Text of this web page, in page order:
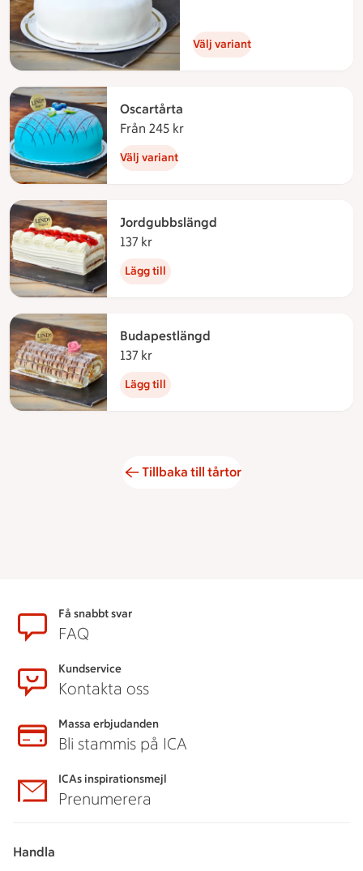
Välj variant
Oscartårta
Från 245 kr
Välj variant
Jordgubbslängd
137 kr
Lägg till
Budapestlängd
137 kr
Lägg till
Tillbaka till tårtor
SidfotFå snabbt svar
FAQ
Kundservice
Kontakta oss
Massa erbjudanden
Bli stammis på ICA
ICAs inspirationsmejl
Prenumerera
Handla